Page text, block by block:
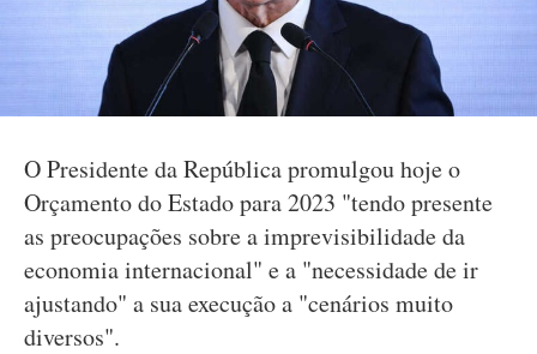
O Presidente da República promulgou hoje o
Orçamento do Estado para 2023 "tendo presente
as preocupações sobre a imprevisibilidade da
economia internacional" e a "necessidade de ir
ajustando" a sua execução a "cenários muito
diversos".